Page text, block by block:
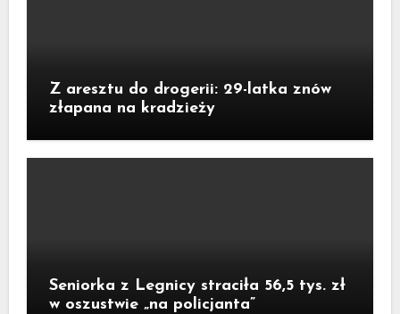
Z aresztu do drogerii: 29-latka znów
złapana na kradzieży
Seniorka z Legnicy straciła 56,5 tys. zł
w oszustwie „na policjanta”